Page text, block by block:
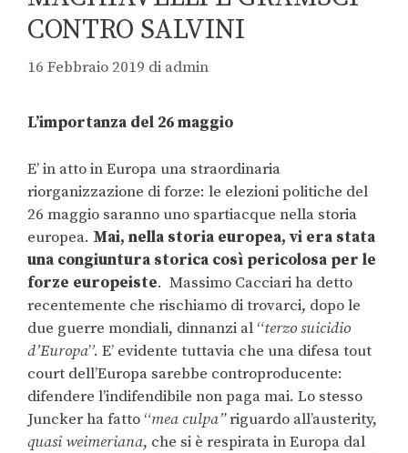
CONTRO SALVINI
16 Febbraio 2019 di admin
L’importanza del 26 maggio
E’ in atto in Europa una straordinaria
riorganizzazione di forze: le elezioni politiche del
26 maggio saranno uno spartiacque nella storia
europea. Mai, nella storia europea, vi era stata
una congiuntura storica così pericolosa per le
forze europeiste. Massimo Cacciari ha detto
recentemente che rischiamo di trovarci, dopo le
due guerre mondiali, dinnanzi al “terzo suicidio
d’Europa”. E’ evidente tuttavia che una difesa tout
court dell’Europa sarebbe controproducente:
difendere l’indifendibile non paga mai. Lo stesso
Juncker ha fatto “mea culpa”riguardo all’austerity,
quasi weimeriana, che si è respirata in Europa dal